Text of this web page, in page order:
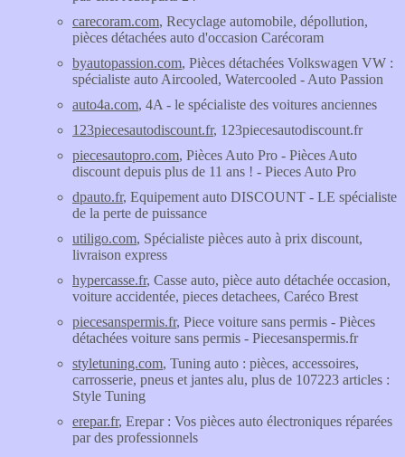
carecoram.com, Recyclage automobile, dépollution,
pièces détachées auto d'occasion Carécoram
byautopassion.com, Pièces détachées Volkswagen VW :
spécialiste auto Aircooled, Watercooled - Auto Passion
auto4a.com, 4A - le spécialiste des voitures anciennes
123piecesautodiscount.fr, 123piecesautodiscount.fr
piecesautopro.com, Pièces Auto Pro - Pièces Auto
discount depuis plus de 11 ans ! - Pieces Auto Pro
dpauto.fr, Equipement auto DISCOUNT - LE spécialiste
de la perte de puissance
utiligo.com, Spécialiste pièces auto à prix discount,
livraison express
hypercasse.fr, Casse auto, pièce auto détachée occasion,
voiture accidentée, pieces detachees, Caréco Brest
piecesanspermis.fr, Piece voiture sans permis - Pièces
détachées voiture sans permis - Piecesanspermis.fr
styletuning.com, Tuning auto : pièces, accessoires,
carrosserie, pneus et jantes alu, plus de 107223 articles :
Style Tuning
erepar.fr, Erepar : Vos pièces auto électroniques réparées
par des professionnels